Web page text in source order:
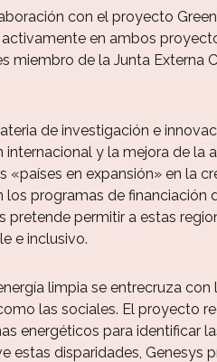
con el proyecto
en ambos
miembro de la Junta Externa
de investigación e
y la mejora de la
«países en expansión» en la
programas de financiación
pretende permitir a estas
e inclusivo.
limpia se entrecruza con
las sociales. El proyecto
energéticos para identificar
estas disparidades, Genesys